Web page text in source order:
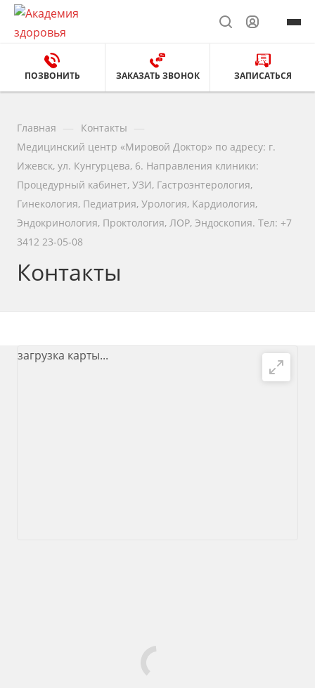
ПОЗВОНИТЬ ЗАКАЗАТЬ ЗВОНОК ЗАПИСАТЬСЯ
Главная Контакты
Медицинский центр «Мировой Доктор» по адресу: г.
Ижевск, ул. Кунгурцева, 6. Направления клиники:
Процедурный кабинет, УЗИ, Гастроэнтерология,
Гинекология, Педиатрия, Урология, Кардиология,
Эндокринология, Проктология, ЛОР, Эндоскопия. Тел: +7
3412 23-05-08
Контакты
загрузка карты...